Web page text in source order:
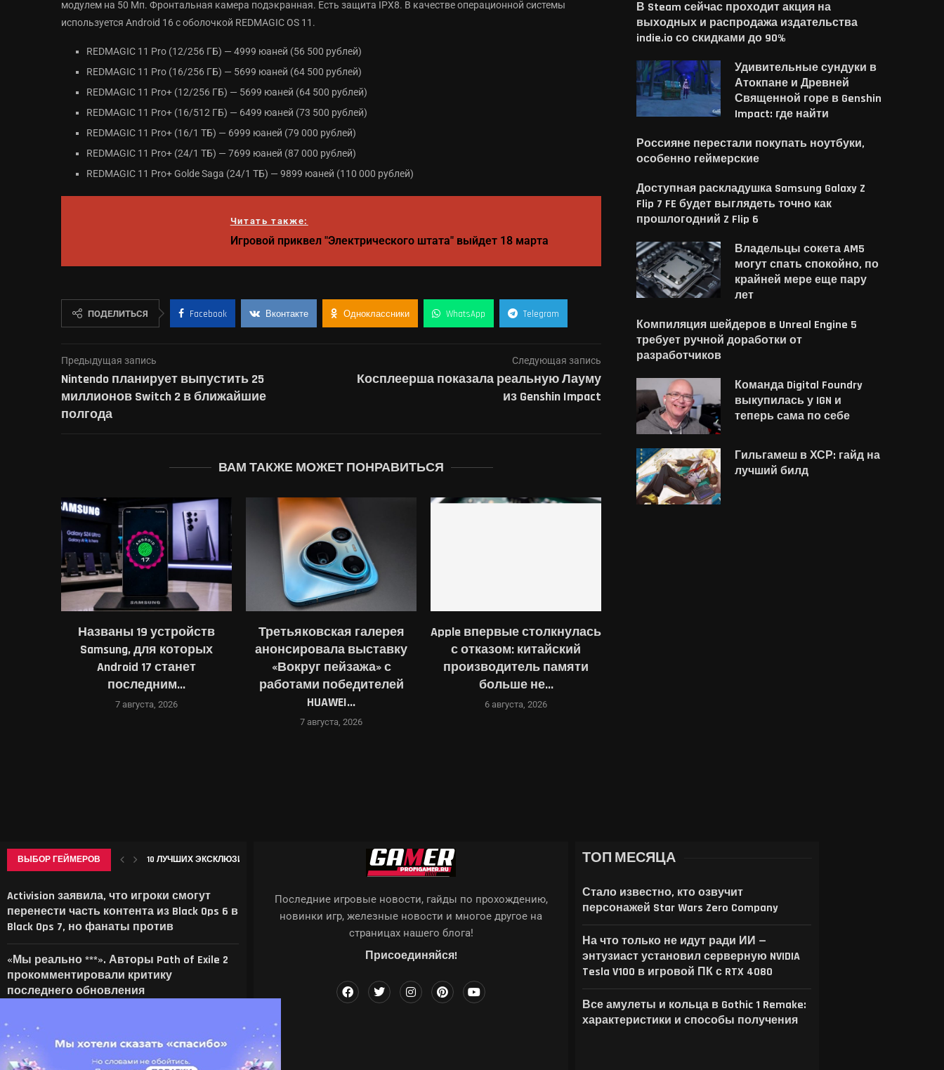
модулем на 50 Мп. Фронтальная камера подэкранная. Есть защита IPX8. В качестве операционной системы
используется Android 16 с оболочкой REDMAGIC OS 11.
REDMAGIC 11 Pro (12/256 ГБ) — 4999 юаней (56 500 рублей)
REDMAGIC 11 Pro (16/256 ГБ) — 5699 юаней (64 500 рублей)
REDMAGIC 11 Pro+ (12/256 ГБ) — 5699 юаней (64 500 рублей)
REDMAGIC 11 Pro+ (16/512 ГБ) — 6499 юаней (73 500 рублей)
REDMAGIC 11 Pro+ (16/1 ТБ) — 6999 юаней (79 000 рублей)
REDMAGIC 11 Pro+ (24/1 ТБ) — 7699 юаней (87 000 рублей)
REDMAGIC 11 Pro+ Golde Saga (24/1 ТБ) — 9899 юаней (110 000 рублей)
Читать также:
Игровой приквел "Электрического штата" выйдет 18 марта
ПОДЕЛИТЬСЯ Facebook Вконтакте Одноклассники WhatsApp Telegram
Предыдущая запись
Nintendo планирует выпустить 25
миллионов Switch 2 в ближайшие
полгода
Следующая запись
Косплеерша показала реальную Лауму
из Genshin Impact
ВАМ ТАКЖЕ МОЖЕТ ПОНРАВИТЬСЯ
Названы 19 устройств
Samsung, для которых
Android 17 станет
последним...
7 августа, 2026
Третьяковская галерея
анонсировала выставку
«Вокруг пейзажа» с
работами победителей
HUAWEI...
7 августа, 2026
Apple впервые столкнулась
с отказом: китайский
производитель памяти
больше не...
6 августа, 2026
В Steam сейчас проходит акция на
выходных и распродажа издательства
indie.io со скидками до 90%
Удивительные сундуки в
Атокпане и Древней
Священной горе в Genshin
Impact: где найти
Россияне перестали покупать ноутбуки,
особенно геймерские
Доступная раскладушка Samsung Galaxy Z
Flip 7 FE будет выглядеть точно как
прошлогодний Z Flip 6
Владельцы сокета AM5
могут спать спокойно, по
крайней мере еще пару
лет
Компиляция шейдеров в Unreal Engine 5
требует ручной доработки от
разработчиков
Команда Digital Foundry
выкупилась у IGN и
теперь сама по себе
Гильгамеш в ХСР: гайд на
лучший билд
ВЫБОР ГЕЙМЕРОВ ИНТЕРАКТИВНАЯ КАРТА СНЕЖНОЙ В GENSHIN IMPACT
Activision заявила, что игроки смогут
перенести часть контента из Black Ops 6 в
Black Ops 7, но фанаты против
«Мы реально ***». Авторы Path of Exile 2
прокомментировали критику
последнего обновления
В Китае начали всплывать поддельные
GeForce RTX 4090 с чипами от RTX 3090 —
умельцы даже перебивают маркировку
Последние игровые новости, гайды по прохождению,
новинки игр, железные новости и многое другое на
страницах нашего блога!
Присоединяйся!
ТОП МЕСЯЦА
Стало известно, кто озвучит
персонажей Star Wars Zero Company
На что только не идут ради ИИ —
энтузиаст установил серверную NVIDIA
Tesla V100 в игровой ПК с RTX 4080
Все амулеты и кольца в Gothic 1 Remake:
характеристики и способы получения